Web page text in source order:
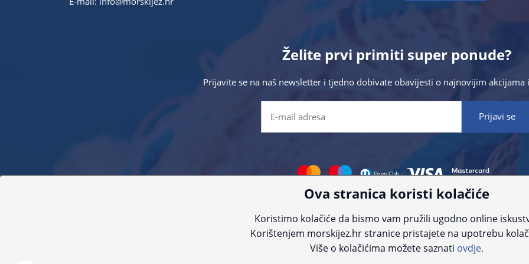
Želite prvi primiti super ponude?
Prijavite se na naš newsletter i tjedno dobivate obavijesti o najnovijim akcijama
proizvoda. Za najažurnije informacije kontaktirajte nas putem telefona:+385 23 231 761ili e-
© Morski jež 2022
Ova stranica koristi kolačiće
Koristimo kolačiće da bismo vam pružili ugodno online
Korištenjem morskijez.hr stranice pristajete na upotrebu
Više o kolačićima možete saznati ovdje.